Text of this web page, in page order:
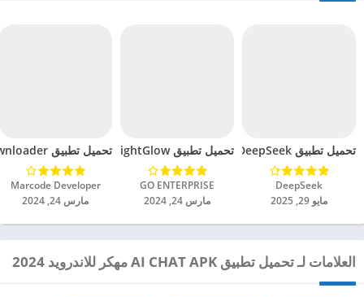
تحميل تطبيق DeepSeek مهكر للاندرويد 2025
DeepSeek‏
مايو 29, 2025
تحميل تطبيق BrightGlow مهكر للاندرويد 2024
GO ENTERPRISE‏
مارس 24, 2024
تحميل تطبيق mp4 video downloader مهكر للاندرويد 2024
Marcode Developer‏
مارس 24, 2024
العلامات لـ تحميل تطبيق AI CHAT APK مهكر للاندرويد 2024